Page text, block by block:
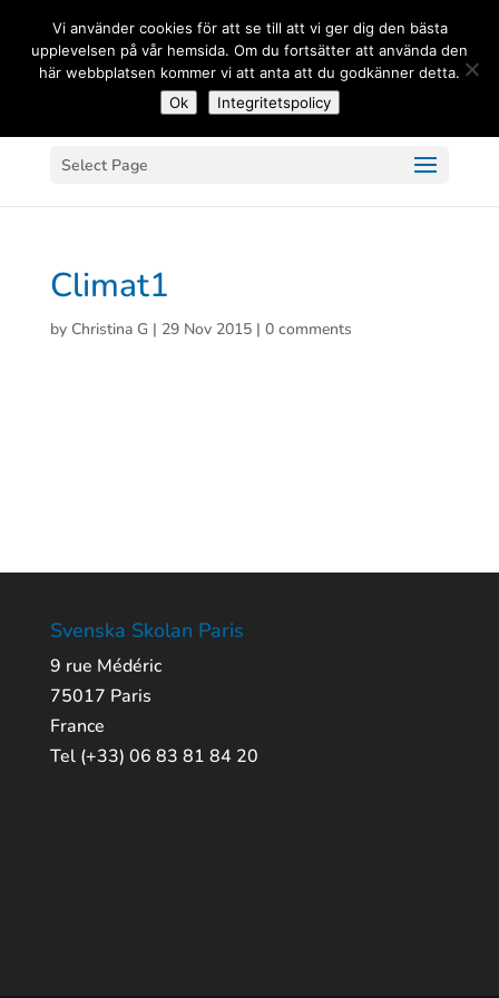
Select Page
Climat1
by Christina G | 29 Nov 2015| 0 comments
Svenska Skolan Paris
9 rue Médéric
75017 Paris
France
Tel (+33) 06 83 81 84 20
Vi använder cookies för att se till att vi ger dig den bästa
upplevelsen på vår hemsida. Om du fortsätter att använda den
här webbplatsen kommer vi att anta att du godkänner detta.
Ok
Integritetspolicy